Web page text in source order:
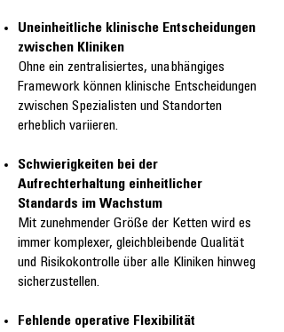
Uneinheitliche klinische Entscheidungen
zwischen Kliniken
Ohne ein zentralisiertes, unabhängiges
Framework können klinische Entscheidungen
zwischen Spezialisten und Standorten
erheblich variieren.
Schwierigkeiten bei der
Aufrechterhaltung einheitlicher
Standards im Wachstum
Mit zunehmender Größe der Ketten wird es
immer komplexer, gleichbleibende Qualität
und Risikokontrolle über alle Kliniken hinweg
sicherzustellen.
Fehlende operative Flexibilität